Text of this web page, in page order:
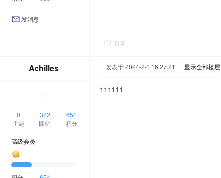
发消息
回复
Achilles
0
主题
322
回帖
654
积分
高级会员
发表于 2024-2-1 16:27:21 显示全部楼层
111111